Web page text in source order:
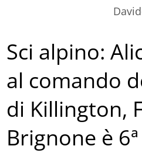
Sci alpino:
al comando
di Killington,
Brignone è